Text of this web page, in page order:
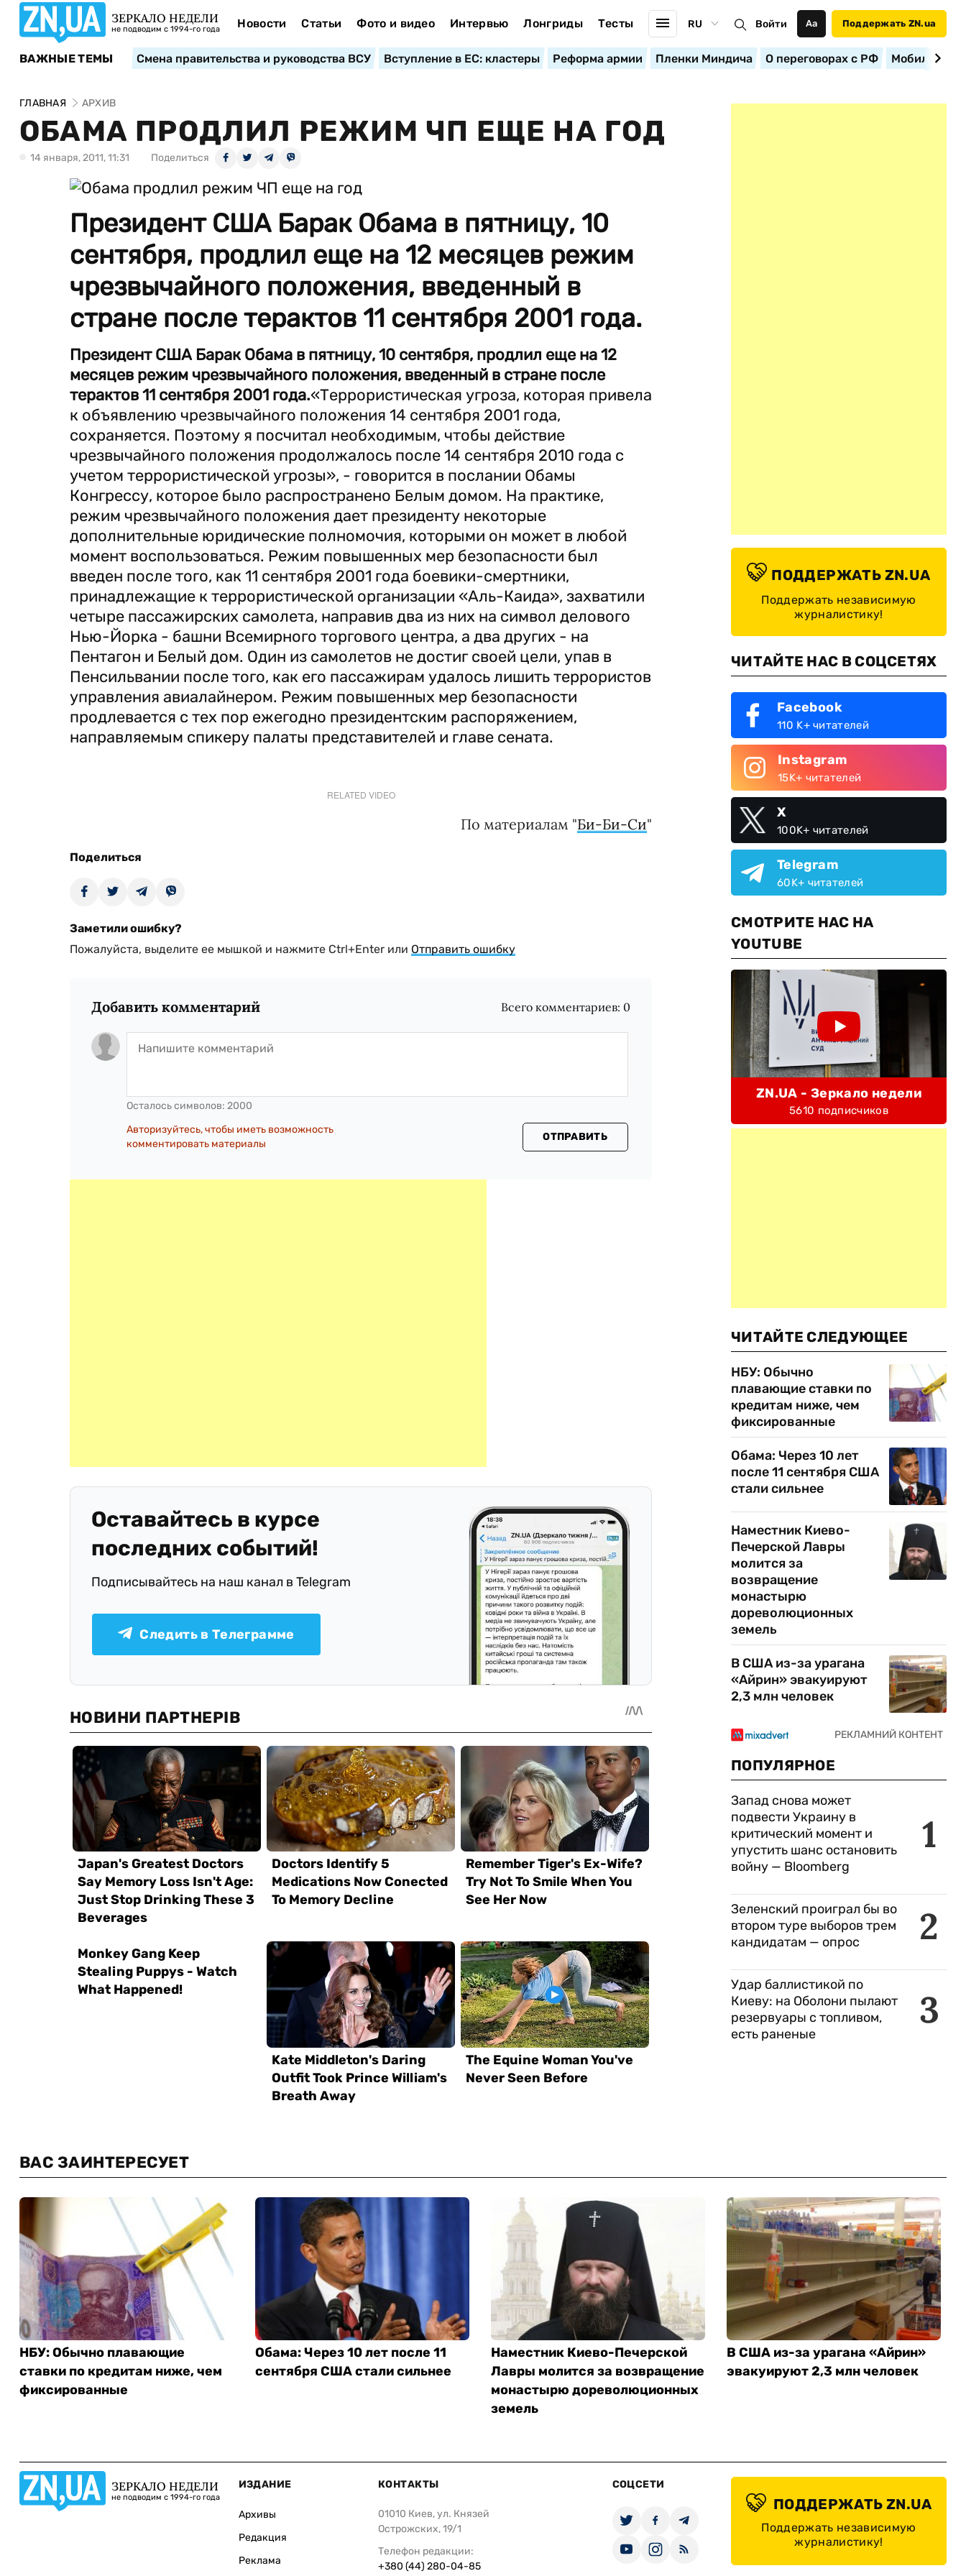
ЗЕРКАЛО НЕДЕЛИ
не подводим с 1994-го года Новости Статьи Фото и видео Интервью Лонгриды Тесты RU Войти Аа Поддержать ZN.ua
ВАЖНЫЕ ТЕМЫ Смена правительства и руководства ВСУ Вступление в ЕС: кластеры Реформа армии Пленки Миндича О переговорах с РФ
ГЛАВНАЯ АРХИВ
ОБАМА ПРОДЛИЛ РЕЖИМ ЧП ЕЩЕ НА ГОД
14 января, 2011, 11:31 Поделиться
Президент США Барак Обама в пятницу, 10
сентября, продлил еще на 12 месяцев режим
чрезвычайного положения, введенный в
стране после терактов 11 сентября 2001 года.
Президент США Барак Обама в пятницу, 10 сентября, продлил еще на 12
месяцев режим чрезвычайного положения, введенный в стране после
терактов 11 сентября 2001 года.«Террористическая угроза, которая привела
к объявлению чрезвычайного положения 14 сентября 2001 года,
сохраняется. Поэтому я посчитал необходимым, чтобы действие
чрезвычайного положения продолжалось после 14 сентября 2010 года с
учетом террористической угрозы», - говорится в послании Обамы
Конгрессу, которое было распространено Белым домом. На практике,
режим чрезвычайного положения дает президенту некоторые
дополнительные юридические полномочия, которыми он может в любой
момент воспользоваться. Режим повышенных мер безопасности был
введен после того, как 11 сентября 2001 года боевики-смертники,
принадлежащие к террористической организации «Аль-Каида», захватили
четыре пассажирских самолета, направив два из них на символ делового
Нью-Йорка - башни Всемирного торгового центра, а два других - на
Пентагон и Белый дом. Один из самолетов не достиг своей цели, упав в
Пенсильвании после того, как его пассажирам удалось лишить террористов
управления авиалайнером. Режим повышенных мер безопасности
продлевается с тех пор ежегодно президентским распоряжением,
направляемым спикеру палаты представителей и главе сената.
RELATED VIDEO
По материалам "Би-Би-Си"
Поделиться
Заметили ошибку?
Пожалуйста, выделите ее мышкой и нажмите Ctrl+Enter или Отправить ошибку
Добавить комментарий Всего комментариев: 0
Осталось символов: 2000
Авторизуйтесь, чтобы иметь возможность
комментировать материалы
ОТПРАВИТЬ
Оставайтесь в курсе
последних событий!
Подписывайтесь на наш канал в Telegram
Следить в Телеграмме
ПОДДЕРЖАТЬ ZN.UA
Поддержать независимую
журналистику!
ЧИТАЙТЕ НАС В СОЦСЕТЯХ
Facebook
110 K+ читателей
Instagram
15K+ читателей
X
100K+ читателей
Telegram
60K+ читателей
СМОТРИТЕ НАС НА
YOUTUBE
ZN.UA - Зеркало недели
5610 подписчиков
ЧИТАЙТЕ СЛЕДУЮЩЕЕ
НБУ: Обычно
плавающие ставки по
кредитам ниже, чем
фиксированные
Обама: Через 10 лет
после 11 сентября США
стали сильнее
Наместник Киево-
Печерской Лавры
молится за
возвращение
монастырю
дореволюционных
земель
В США из-за урагана
«Айрин» эвакуируют
2,3 млн человек
ПОПУЛЯРНОЕ
1
Запад снова может
подвести Украину в
критический момент и
упустить шанс остановить
войну — Bloomberg
2
Зеленский проиграл бы во
втором туре выборов трем
кандидатам — опрос
3
Удар баллистикой по
Киеву: на Оболони пылают
резервуары с топливом,
есть раненые
ВАС ЗАИНТЕРЕСУЕТ
НБУ: Обычно плавающие
ставки по кредитам ниже, чем
фиксированные
Обама: Через 10 лет после 11
сентября США стали сильнее
Наместник Киево-Печерской
Лавры молится за возвращение
монастырю дореволюционных
земель
В США из-за урагана «Айрин»
эвакуируют 2,3 млн человек
ЗЕРКАЛО НЕДЕЛИ
не подводим с 1994-го года
ИЗДАНИЕ
Архивы
Редакция
Реклама
КОНТАКТЫ
01010 Киев, ул. Князей
Острожских, 19/1
Телефон редакции:
+380 (44) 280-04-85
СОЦСЕТИ
ПОДДЕРЖАТЬ ZN.UA
Поддержать независимую
журналистику!